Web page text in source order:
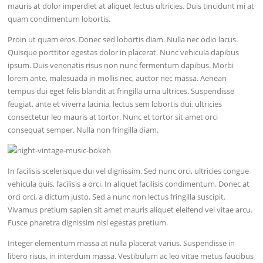
mauris at dolor imperdiet at aliquet lectus ultricies. Duis tincidunt mi at
quam condimentum lobortis.
Proin ut quam eros. Donec sed lobortis diam. Nulla nec odio lacus.
Quisque porttitor egestas dolor in placerat. Nunc vehicula dapibus
ipsum. Duis venenatis risus non nunc fermentum dapibus. Morbi
lorem ante, malesuada in mollis nec, auctor nec massa. Aenean
tempus dui eget felis blandit at fringilla urna ultrices. Suspendisse
feugiat, ante et viverra lacinia, lectus sem lobortis dui, ultricies
consectetur leo mauris at tortor. Nunc et tortor sit amet orci
consequat semper. Nulla non fringilla diam.
In facilisis scelerisque dui vel dignissim. Sed nunc orci, ultricies congue
vehicula quis, facilisis a orci. In aliquet facilisis condimentum. Donec at
orci orci, a dictum justo. Sed a nunc non lectus fringilla suscipit.
Vivamus pretium sapien sit amet mauris aliquet eleifend vel vitae arcu.
Fusce pharetra dignissim nisl egestas pretium.
Integer elementum massa at nulla placerat varius. Suspendisse in
libero risus, in interdum massa. Vestibulum ac leo vitae metus faucibus